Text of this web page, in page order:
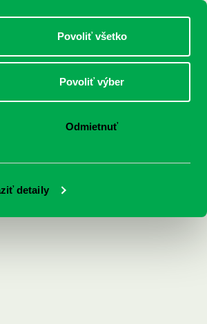
detaily
Povoliť všetko
Povoliť výber
Odmietnuť
DOSPELÍ